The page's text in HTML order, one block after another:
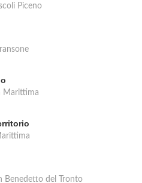
Piceno
Marittima
Benedetto del Tronto